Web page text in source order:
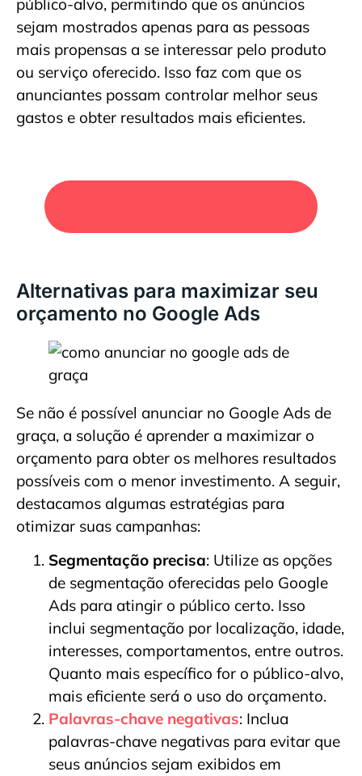
sejam mostrados apenas para as pessoas
mais propensas a se interessar pelo produto
ou serviço oferecido. Isso faz com que os
anunciantes possam controlar melhor seus
gastos e obter resultados mais eficientes.
Alternativas para maximizar seu
orçamento no Google Ads
Se não é possível anunciar no Google Ads de
graça, a solução é aprender a maximizar o
orçamento para obter os melhores resultados
possíveis com o menor investimento. A seguir,
destacamos algumas estratégias para
otimizar suas campanhas:
Segmentação precisa: Utilize as opções
de segmentação oferecidas pelo Google
Ads para atingir o público certo. Isso
inclui segmentação por localização, idade,
interesses, comportamentos, entre outros.
Quanto mais específico for o público-alvo,
mais eficiente será o uso do orçamento.
Palavras-chave negativas: Inclua
palavras-chave negativas para evitar que
seus anúncios sejam exibidos em